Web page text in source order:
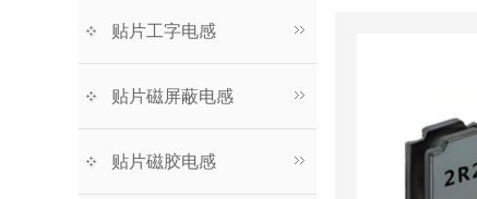
贴片工字电感
贴片磁屏蔽电感
贴片磁胶电感